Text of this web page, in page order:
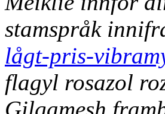
stamspråk
lågt-pris-
flagyl rosazol
Gilgamesh